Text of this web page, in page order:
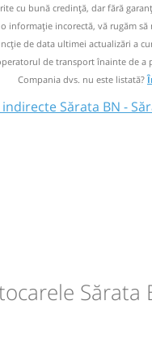
145.848;+4-0744-639.252
Semnalați aici (5 comentarii
din călătoria ta⤣
BN Statie Sarata
cu bună credinţă, dar fără
informaţie incorectă, vă rugăm
de data ultimei actualizări a
de transport înainte de a
Compania dvs. nu este listată?
Sărata BN -
Sărata